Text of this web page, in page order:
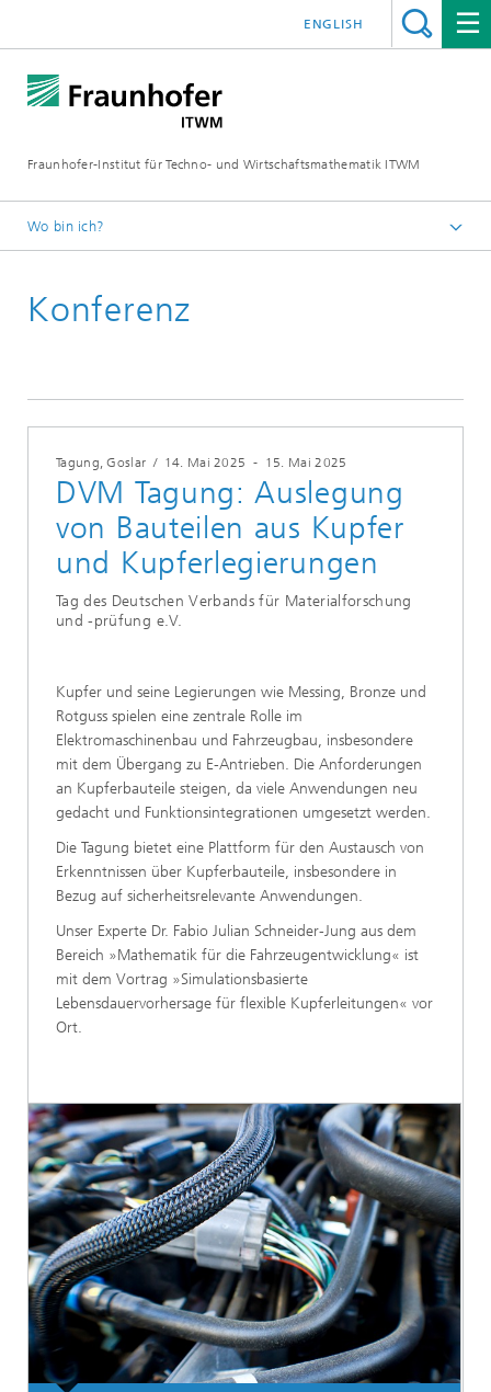
Fraunhofer-Institut für Techno- und Wirtschaftsmathematik ITWM
ENGLISH
Wo bin ich?
Messen|Veranstaltungen
Konferenz
Tagung, Goslar / 14. Mai 2025 - 15. Mai 2025
DVM Tagung: Auslegung
von Bauteilen aus Kupfer
und Kupferlegierungen
Tag des Deutschen Verbands für Materialforschung
und -prüfung e.V.
Kupfer und seine Legierungen wie Messing, Bronze und
Rotguss spielen eine zentrale Rolle im
Elektromaschinenbau und Fahrzeugbau, insbesondere
mit dem Übergang zu E-Antrieben. Die Anforderungen
an Kupferbauteile steigen, da viele Anwendungen neu
gedacht und Funktionsintegrationen umgesetzt werden.
Die Tagung bietet eine Plattform für den Austausch von
Erkenntnissen über Kupferbauteile, insbesondere in
Bezug auf sicherheitsrelevante Anwendungen.
Unser Experte Dr. Fabio Julian Schneider-Jung aus dem
Bereich »Mathematik für die Fahrzeugentwicklung« ist
mit dem Vortrag »Simulationsbasierte
Lebensdauervorhersage für flexible Kupferleitungen« vor
Ort.